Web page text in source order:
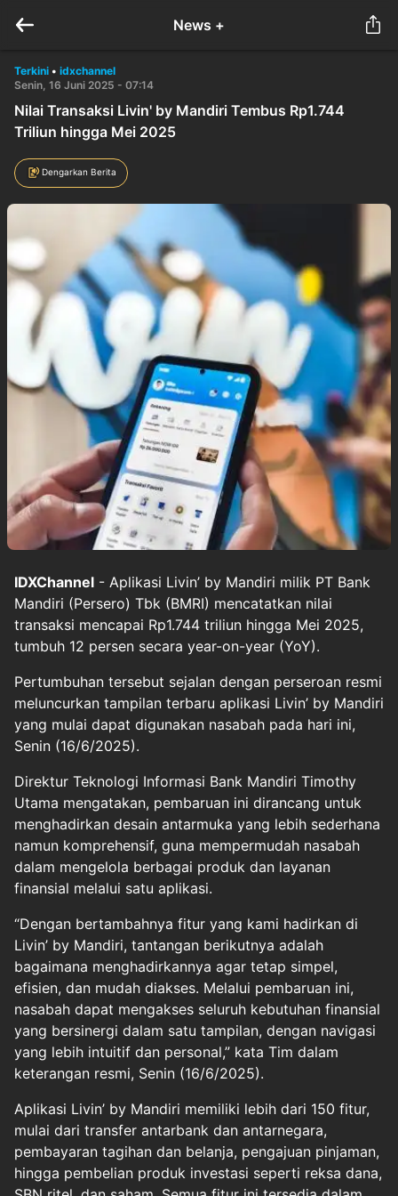
News +
Terkini • idxchannel
Senin, 16 Juni 2025 - 07:14
Nilai Transaksi Livin' by Mandiri Tembus Rp1.744
Triliun hingga Mei 2025
Dengarkan Berita
IDXChannel - Aplikasi Livin’ by Mandiri milik PT Bank
Mandiri (Persero) Tbk (BMRI) mencatatkan nilai
transaksi mencapai Rp1.744 triliun hingga Mei 2025,
tumbuh 12 persen secara year-on-year (YoY).
Pertumbuhan tersebut sejalan dengan perseroan resmi
meluncurkan tampilan terbaru aplikasi Livin’ by Mandiri
yang mulai dapat digunakan nasabah pada hari ini,
Senin (16/6/2025).
Direktur Teknologi Informasi Bank Mandiri Timothy
Utama mengatakan, pembaruan ini dirancang untuk
menghadirkan desain antarmuka yang lebih sederhana
namun komprehensif, guna mempermudah nasabah
dalam mengelola berbagai produk dan layanan
finansial melalui satu aplikasi.
“Dengan bertambahnya fitur yang kami hadirkan di
Livin’ by Mandiri, tantangan berikutnya adalah
bagaimana menghadirkannya agar tetap simpel,
efisien, dan mudah diakses. Melalui pembaruan ini,
nasabah dapat mengakses seluruh kebutuhan finansial
yang bersinergi dalam satu tampilan, dengan navigasi
yang lebih intuitif dan personal,” kata Tim dalam
keterangan resmi, Senin (16/6/2025).
Aplikasi Livin’ by Mandiri memiliki lebih dari 150 fitur,
mulai dari transfer antarbank dan antarnegara,
pembayaran tagihan dan belanja, pengajuan pinjaman,
hingga pembelian produk investasi seperti reksa dana,